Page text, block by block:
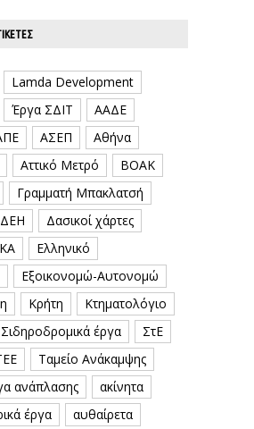
Lamda Development
Έργα ΣΔΙΤ
ΑΑΔΕ
ΑΣΕΠ
Αθήνα
Αττικό Μετρό
ΒΟΑΚ
Γραμματή Μπακλατσή
ΔΕΗ
Δασικοί χάρτες
Ελληνικό
Εξοικονομώ-Αυτονομώ
Κρήτη
Κτηματολόγιο
Σιδηροδρομικά έργα
ΣτΕ
Ταμείο Ανάκαμψης
ανάπλασης
ακίνητα
έργα
αυθαίρετα